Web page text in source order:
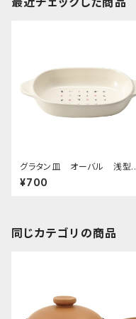
グラタン皿 オーバル 浅
あかさたな
¥700
同じカテゴリの商品